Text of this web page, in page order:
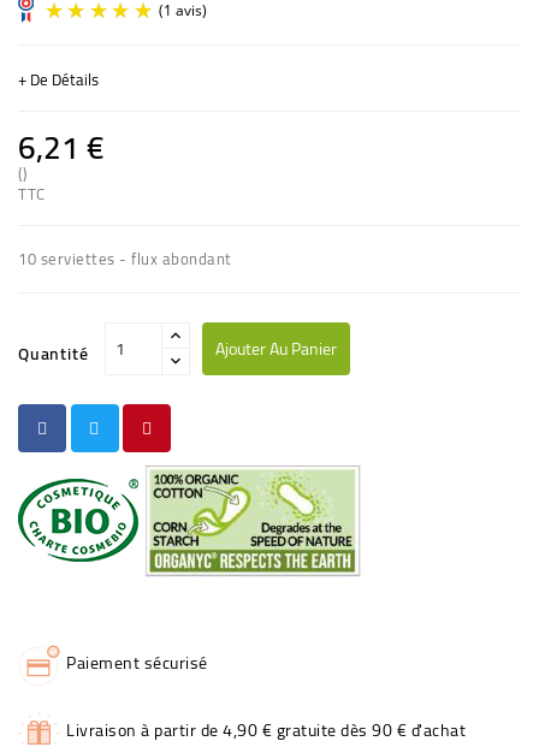
+ De Détails
6,21 €
()
TTC
10 serviettes - flux abondant
Quantité Ajouter Au Panier
Paiement sécurisé
Livraison à partir de 4,90 € gratuite dès 90 € d'achat